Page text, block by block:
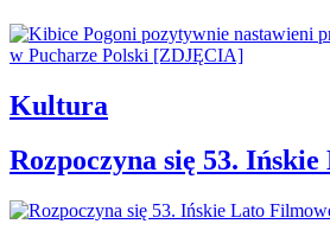
Kultura
Rozpoczyna się 53.